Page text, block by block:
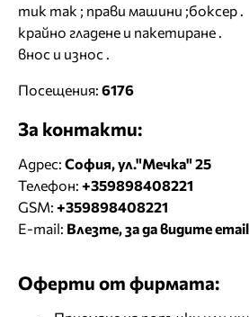
тик так ; прави машини ;боксер .
крайно гладене и пакетиране .
внос и износ .
Посещения: 6176
За контакти:
Адрес: София, ул."Мечка" 25
Телефон: +359898408221
GSM: +359898408221
E-mail: Влезте, за да видите
Оферти от фирмата: